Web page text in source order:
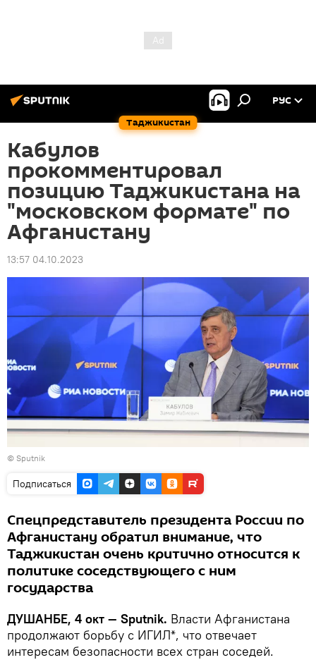
Таджикистан
РУС
Кабулов
прокомментировал
позицию Таджикистана на
"московском формате" по
Афганистану
13:57 04.10.2023
© Sputnik
Подписаться
Спецпредставитель президента России по
Афганистану обратил внимание, что
Таджикистан очень критично относится к
политике соседствующего с ним
государства
ДУШАНБЕ, 4 окт — Sputnik. Власти Афганистана
продолжают борьбу с ИГИЛ*, что отвечает
интересам безопасности всех стран соседей.